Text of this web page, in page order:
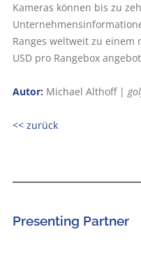
Kameras können bis zu
Ranges weltweit zu einem
USD pro Rangebox
Autor:Michael Althoff |
<< zurück
Presenting Partner